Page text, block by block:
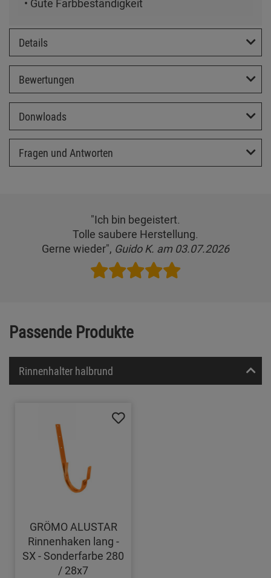
Details
Bewertungen
Donwloads
Fragen und Antworten
"Ich bin begeistert.
Tolle saubere Herstellung.
Gerne wieder", Guido K. am 03.07.2026
Passende Produkte
Rinnenhalter halbrund
GRÖMO ALUSTAR
Rinnenhaken lang -
SX - Sonderfarbe 280
/ 28x7